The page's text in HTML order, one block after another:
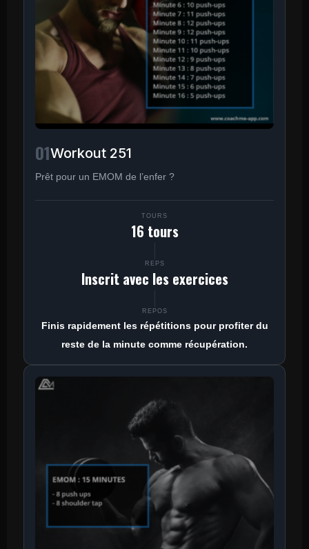
01Workout 251
Prêt pour un EMOM de l’enfer ?
TOURS
16 tours
REPS
Inscrit avec les exercices
REPOS
Finis rapidement les répétitions pour profiter du
reste de la minute comme récupération.